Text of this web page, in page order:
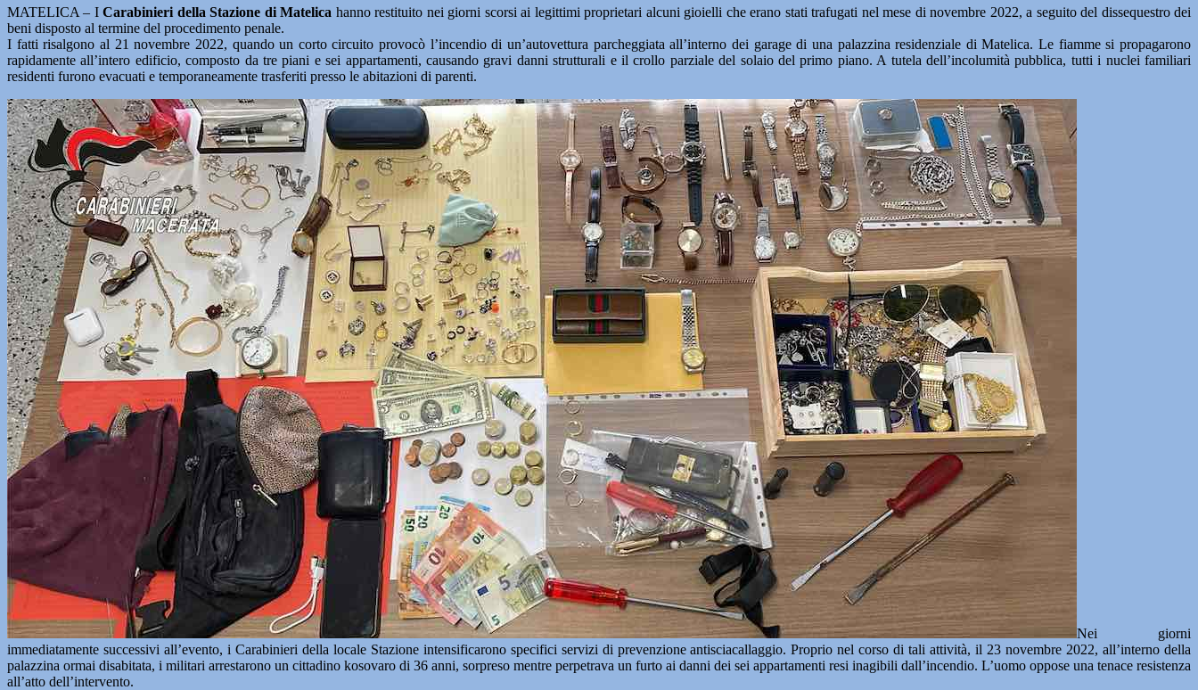
MATELICA – ICarabinieri della Stazione di Matelica hanno restituito nei giorni scorsi ai legittimi proprietari alcuni gioielli che erano stati trafugati nel mese di novembre 2022, a seguito del dissequestro dei
beni disposto al termine del procedimento penale.
I fatti risalgono al 21 novembre 2022, quando un corto circuito provocò l’incendio di un’autovettura parcheggiata all’interno dei garage di una palazzina residenziale di Matelica. Le fiamme si propagarono
rapidamente all’intero edificio, composto da tre piani e sei appartamenti, causando gravi danni strutturali e il crollo parziale del solaio del primo piano. A tutela dell’incolumità pubblica, tutti i nuclei familiari
residenti furono evacuati e temporaneamente trasferiti presso le abitazioni di parenti.
Nei giorni
immediatamente successivi all’evento, i Carabinieri della locale Stazione intensificarono specifici servizi di prevenzione antisciacallaggio. Proprio nel corso di tali attività, il 23 novembre 2022, all’interno della
palazzina ormai disabitata, i militari arrestarono un cittadino kosovaro di 36 anni, sorpreso mentre perpetrava un furto ai danni dei sei appartamenti resi inagibili dall’incendio. L’uomo oppose una tenace resistenza
all’atto dell’intervento.